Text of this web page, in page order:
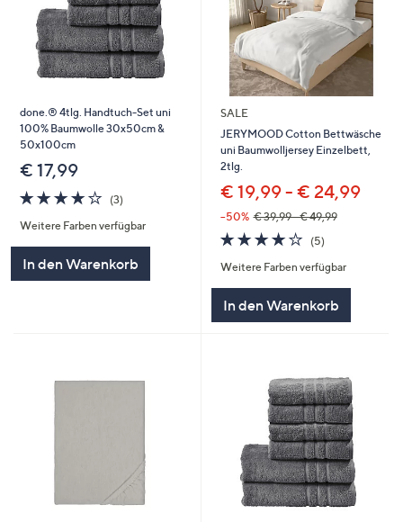
done.® 4tlg. Handtuch-Set uni
100% Baumwolle 30x50cm &
50x100cm
€ 17,99
4.0
von
5
(3)3
Weitere Farben verfügbar
In den Warenkorb
SALE
JERYMOOD Cotton Bettwäsche
uni Baumwolljersey Einzelbett,
2tlg.
€ 19,99 - € 24,99
--50% € 39,99 - € 49,99
3.8
von
5
(5)5
Weitere Farben verfügbar
In den Warenkorb